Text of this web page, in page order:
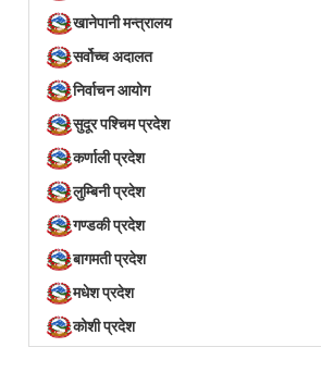
खानेपानी मन्त्रालय
सर्वोच्च अदालत
निर्वाचन आयोग
सुदूर पश्चिम प्रदेश
कर्णाली प्रदेश
लुम्बिनी प्रदेश
गण्डकी प्रदेश
बागमती प्रदेश
मधेश प्रदेश
कोशी प्रदेश